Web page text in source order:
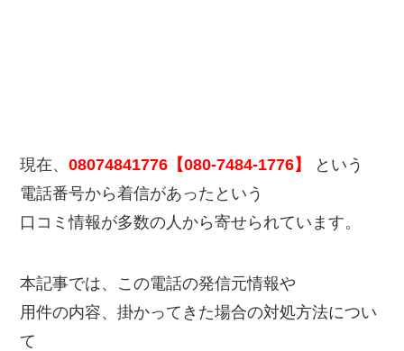
現在、08074841776【080-7484-1776】
という
電話番号から着信があったという
口コミ情報が多数の人から寄せられています。
本記事では、この電話の発信元情報や
用件の内容、掛かってきた場合の対処方法につい
て